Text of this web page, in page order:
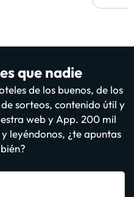
que nadie
de los buenos, de los
sorteos, contenido útil y
web y App. 200 mil
leyéndonos, ¿te apuntas